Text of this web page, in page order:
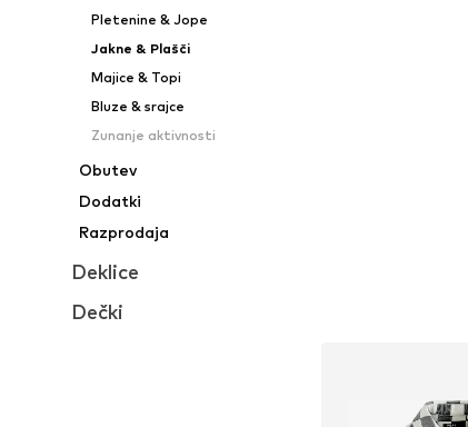
Pletenine & Jope
Jakne & Plašči
Majice & Topi
Bluze & srajce
Zunanje aktivnosti
Obutev
Dodatki
Razprodaja
Deklice
Dečki